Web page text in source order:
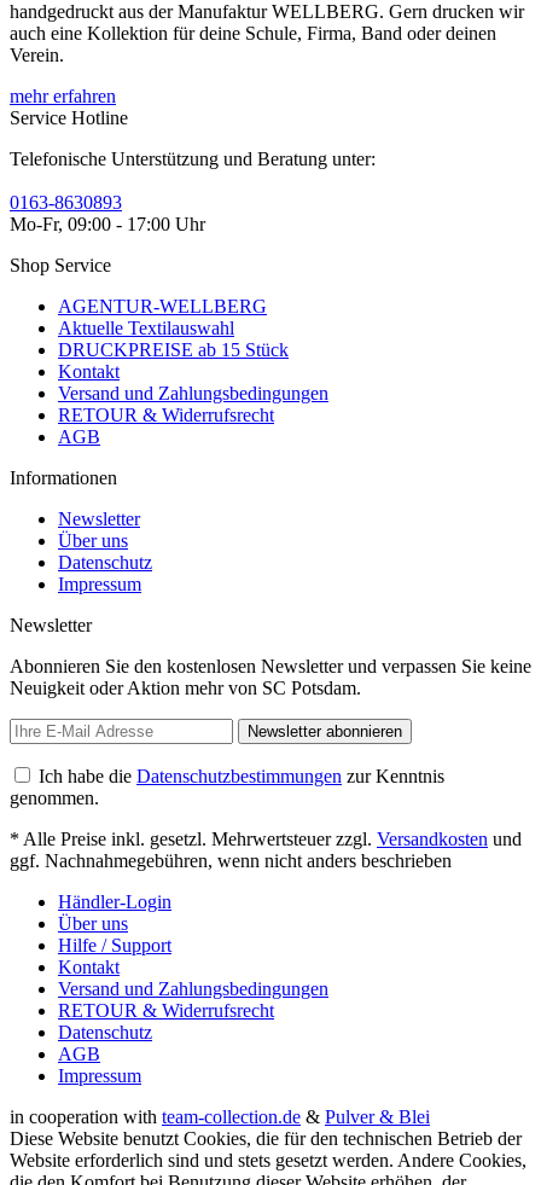
handgedruckt aus der Manufaktur WELLBERG. Gern drucken wir
auch eine Kollektion für deine Schule, Firma, Band oder deinen
Verein.
mehr erfahren
Service Hotline
Telefonische Unterstützung und Beratung unter:
0163-8630893
Mo-Fr, 09:00 - 17:00 Uhr
Shop Service
AGENTUR-WELLBERG
Aktuelle Textilauswahl
DRUCKPREISE ab 15 Stück
Kontakt
Versand und Zahlungsbedingungen
RETOUR & Widerrufsrecht
AGB
Informationen
Newsletter
Über uns
Datenschutz
Impressum
Newsletter
Abonnieren Sie den kostenlosen Newsletter und verpassen Sie keine
Neuigkeit oder Aktion mehr von SC Potsdam.
Newsletter abonnieren
Ich habe die Datenschutzbestimmungen zur Kenntnis
genommen.
* Alle Preise inkl. gesetzl. Mehrwertsteuer zzgl. Versandkosten und
ggf. Nachnahmegebühren, wenn nicht anders beschrieben
Händler-Login
Über uns
Hilfe / Support
Kontakt
Versand und Zahlungsbedingungen
RETOUR & Widerrufsrecht
Datenschutz
AGB
Impressum
in cooperation with team-collection.de & Pulver & Blei
Diese Website benutzt Cookies, die für den technischen Betrieb der
Website erforderlich sind und stets gesetzt werden. Andere Cookies,